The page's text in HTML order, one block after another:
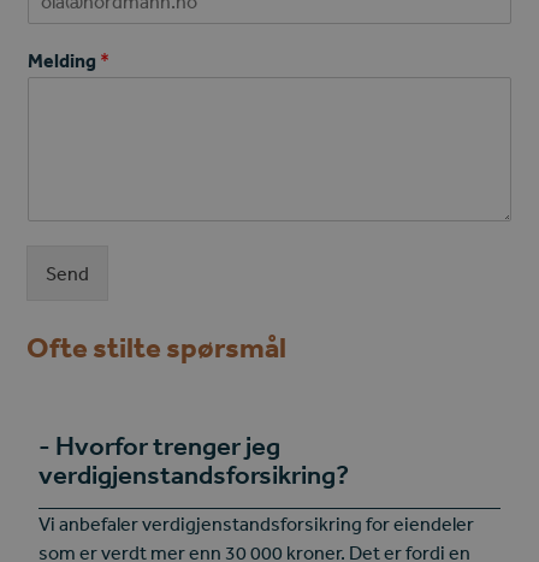
Melding *
Send
Ofte stilte spørsmål
Hvorfor trenger jeg
verdigjenstandsforsikring?
Vi anbefaler verdigjenstandsforsikring for eiendeler
som er verdt mer enn 30 000 kroner. Det er fordi en